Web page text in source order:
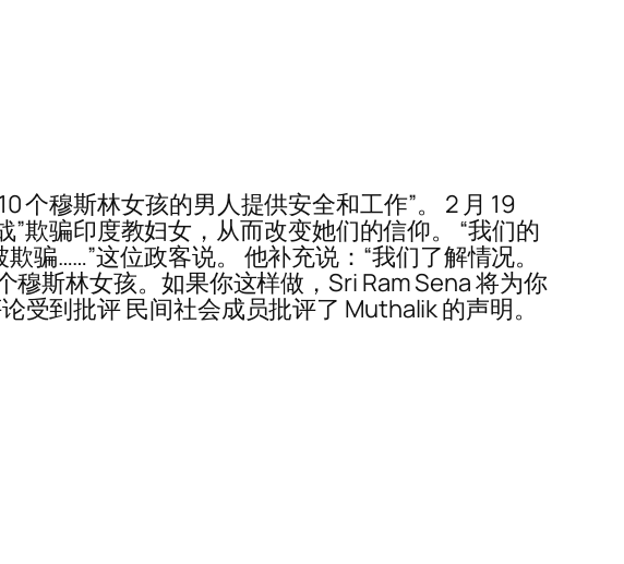
个穆斯林女孩的男人提供安全和工作”。 2 月 19
欺骗印度教妇女，从而改变她们的信仰。 “我们的
骗……”这位政客说。 他补充说：“我们了解情况。
斯林女孩。如果你这样做，Sri Ram Sena 将为你
到批评 民间社会成员批评了 Muthalik 的声明。